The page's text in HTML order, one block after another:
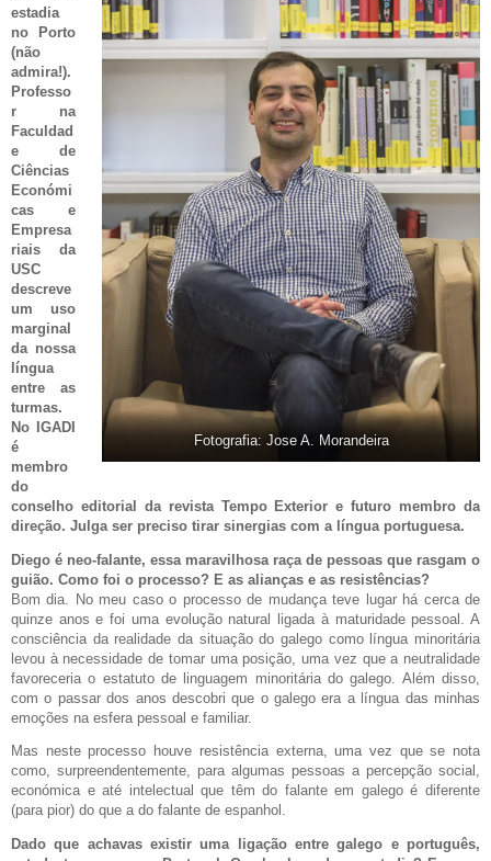
Fotografia: Jose A. Morandeira
estadia
no Porto
(não
admira!).
Professo
r na
Faculdad
e de
Ciências
Económi
cas e
Empresa
riais da
USC
descreve
um uso
marginal
da nossa
língua
entre as
turmas.
No IGADI
é
membro
do
conselho editorial da revista Tempo Exterior e futuro membro da
direção. Julga ser preciso tirar sinergias com a língua portuguesa.
Diego é neo-falante, essa maravilhosa raça de pessoas que rasgam o
guião. Como foi o processo? E as alianças e as resistências?
Bom dia. No meu caso o processo de mudança teve lugar há cerca de
quinze anos e foi uma evolução natural ligada à maturidade pessoal. A
consciência da realidade da situação do galego como língua minoritária
levou à necessidade de tomar uma posição, uma vez que a neutralidade
favoreceria o estatuto de linguagem minoritária do galego. Além disso,
com o passar dos anos descobri que o galego era a língua das minhas
emoções na esfera pessoal e familiar.
Mas neste processo houve resistência externa, uma vez que se nota
como, surpreendentemente, para algumas pessoas a percepção social,
económica e até intelectual que têm do falante em galego é diferente
(para pior) do que a do falante de espanhol.
Dado que achavas existir uma ligação entre galego e português,